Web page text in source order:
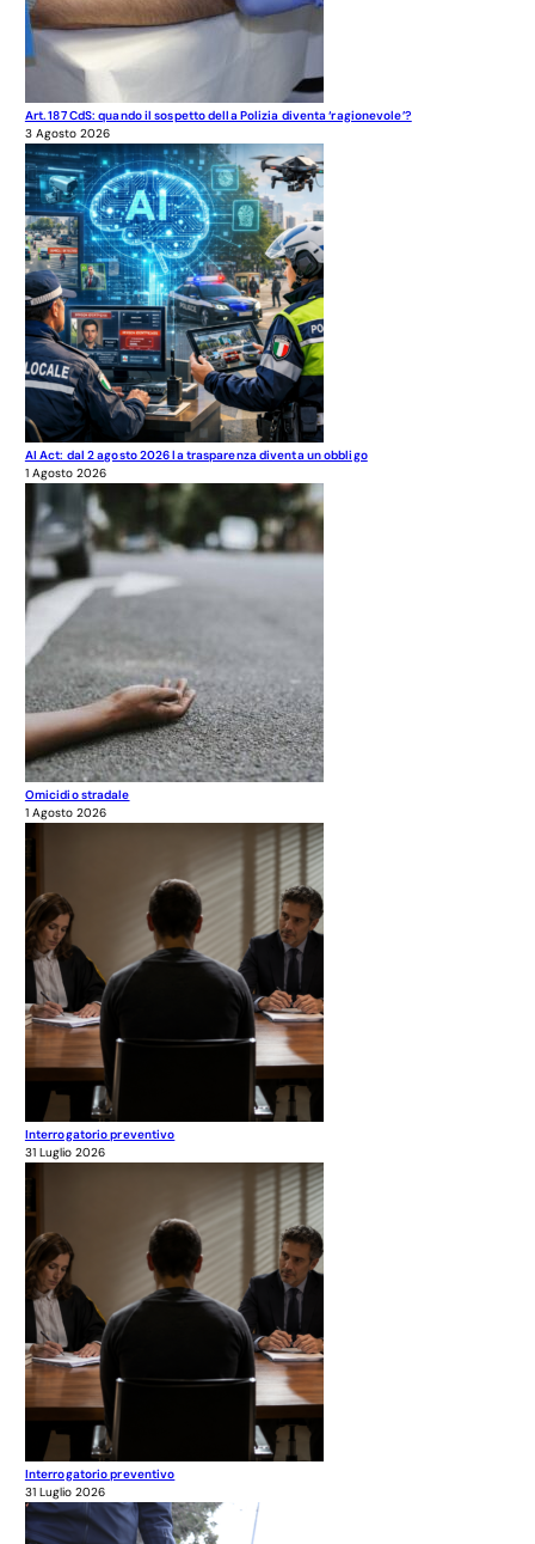
Art. 187 CdS: quando il sospetto della Polizia diventa ‘ragionevole’?
3 Agosto 2026
AI Act: dal 2 agosto 2026 la trasparenza diventa un obbligo
1 Agosto 2026
Omicidio stradale
1 Agosto 2026
Interrogatorio preventivo
31 Luglio 2026
Interrogatorio preventivo
31 Luglio 2026